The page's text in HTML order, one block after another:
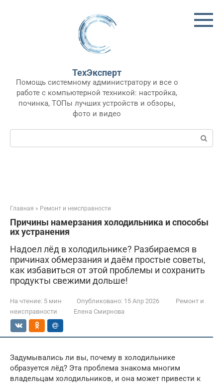
ТехЭксперт
Помощь системному администратору и все о
работе с компьютерной техникой: настройка,
починка, ТОПы лучших устройств и обзоры,
фото и видео
Поиск:
Главная » Ремонт и неисправности
Причины намерзания холодильника и способы
их устранения
Надоел лёд в холодильнике? Разбираемся в
причинах обмерзания и даём простые советы,
как избавиться от этой проблемы и сохранить
продукты свежими дольше!
На чтение: 5 мин Опубликовано: 15 Апр 2026
Ремонт и
неисправности
Елена Смирнова
Задумывались ли вы, почему в холодильнике
образуется лёд? Эта проблема знакома многим
владельцам холодильников, и она может привести к